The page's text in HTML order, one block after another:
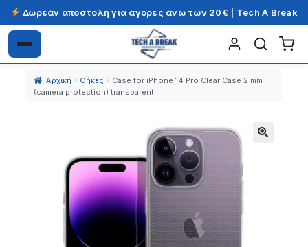
Δωρεάν αποστολή για αγορές άνω των 20€ | Tech A Break
Απευθείας
μετάβαση
Μετάβαση
σε
περιεχόμενο
Αρχική Θήκες
Case for iPhone 14 Pro Clear Case 2 mm
(camera protection) transparent